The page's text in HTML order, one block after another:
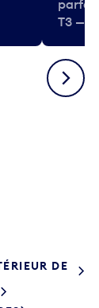
T3 —
Suivant
DE